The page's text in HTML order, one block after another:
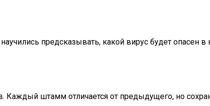
предсказывать, какой вирус будет опасен в
штамм отличается от предыдущего, но